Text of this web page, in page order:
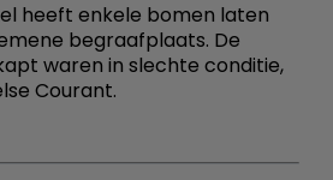
heeft enkele bomen laten
begraafplaats. De
waren in slechte conditie,
Courant.